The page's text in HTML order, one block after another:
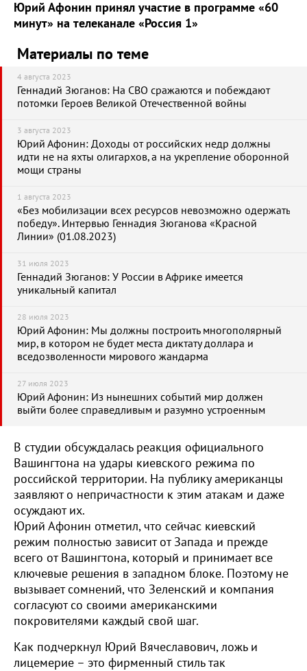
Юрий Афонин принял участие в программе «60
минут» на телеканале «Россия 1»
Материалы по теме
4 августа 2023
Геннадий Зюганов: На СВО сражаются и побеждают
потомки Героев Великой Отечественной войны
3 августа 2023
Юрий Афонин: Доходы от российских недр должны
идти не на яхты олигархов, а на укрепление оборонной
мощи страны
1 августа 2023
«Без мобилизации всех ресурсов невозможно одержать
победу». Интервью Геннадия Зюганова «Красной
Линии» (01.08.2023)
31 июля 2023
Геннадий Зюганов: У России в Африке имеется
уникальный капитал
28 июля 2023
Юрий Афонин: Мы должны построить многополярный
мир, в котором не будет места диктату доллара и
вседозволенности мирового жандарма
27 июля 2023
Юрий Афонин: Из нынешних событий мир должен
выйти более справедливым и разумно устроенным
В студии обсуждалась реакция официального
Вашингтона на удары киевского режима по
российской территории. На публику американцы
заявляют о непричастности к этим атакам и даже
осуждают их.
Юрий Афонин отметил, что сейчас киевский
режим полностью зависит от Запада и прежде
всего от Вашингтона, который и принимает все
ключевые решения в западном блоке. Поэтому не
вызывает сомнений, что Зеленский и компания
согласуют со своими американскими
покровителями каждый свой шаг.
Как подчеркнул Юрий Вячеславович, ложь и
лицемерие – это фирменный стиль так